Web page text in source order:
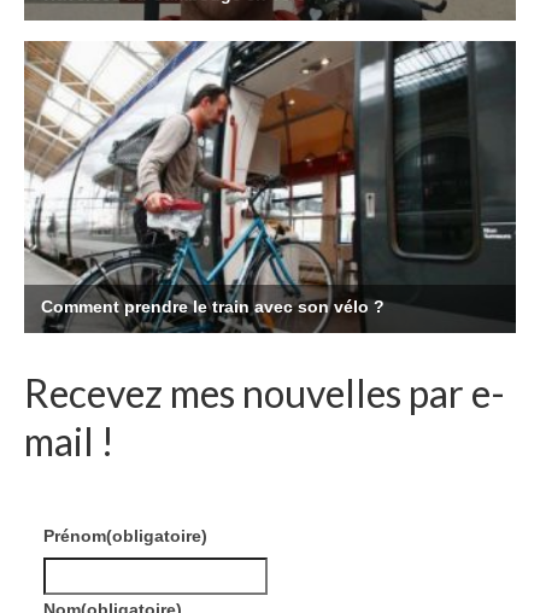
Recevez mes nouvelles par e-
mail !
Prénom(obligatoire)